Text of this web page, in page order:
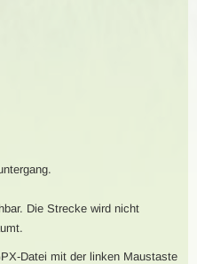
Die Strecke wird nicht
Datei mit der linken Maustaste